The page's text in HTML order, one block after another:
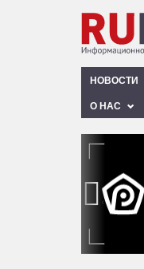
НОВОСТИ
О НАС
‹